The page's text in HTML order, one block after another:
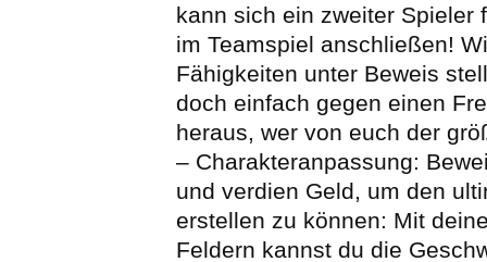
kann sich ein zweiter Spieler
im Teamspiel anschließen!
Fähigkeiten unter Beweis
doch einfach gegen einen
heraus, wer von euch der
– Charakteranpassung:
und verdien Geld, um den
erstellen zu können: Mit
Feldern kannst du die